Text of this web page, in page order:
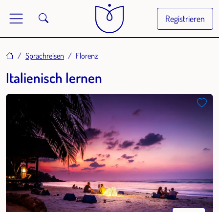
Registrieren
HomeSprachreisen Florenz
Italienisch lernen